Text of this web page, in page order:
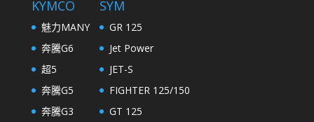
KYMCO
魅力MANY
奔騰G6
超5
奔騰G5
奔騰G3
SYM
GR 125
Jet Power
JET-S
FIGHTER 125/150
GT 125